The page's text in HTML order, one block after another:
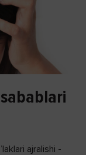
ajralishi -